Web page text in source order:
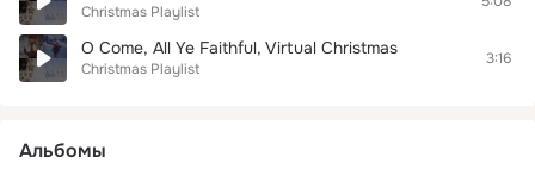
Christmas Playlist
O Come, All Ye Faithful, Virtual Christmas
Christmas Playlist
3:16
Альбомы